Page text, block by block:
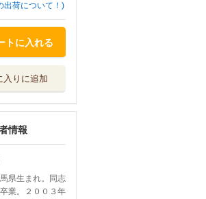
出荷について！)
トに入れる
りに追加
情報
県生まれ。同志
業。２００３年